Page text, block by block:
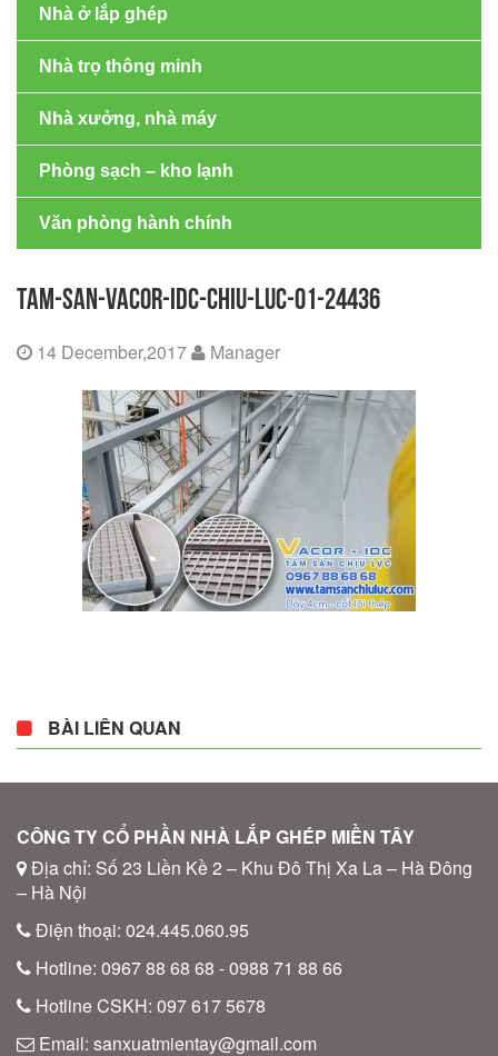
Nhà ở lắp ghép
Nhà trọ thông minh
Nhà xưởng, nhà máy
Phòng sạch – kho lạnh
Văn phòng hành chính
TAM-SAN-VACOR-IDC-CHIU-LUC-01-24436
14 December,2017 Manager
BÀI LIÊN QUAN
CÔNG TY CỔ PHẦN NHÀ LẮP GHÉP MIỀN TÂY
Địa chỉ: Số 23 Liền Kề 2 – Khu Đô Thị Xa La – Hà Đông
– Hà Nội
Điện thoại: 024.445.060.95
Hotline: 0967 88 68 68 - 0988 71 88 66
Hotline CSKH: 097 617 5678
Email: sanxuatmientay@gmail.com